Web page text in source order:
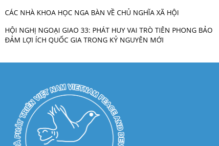
CÁC NHÀ KHOA HỌC NGA BÀN VỀ CHỦ NGHĨA XÃ HỘI
HỘI NGHỊ NGOẠI GIAO 33: PHÁT HUY VAI TRÒ TIÊN PHONG BẢO
ĐẢM LỢI ÍCH QUỐC GIA TRONG KỶ NGUYÊN MỚI